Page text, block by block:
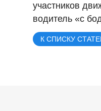
участников
водитель «с
К СПИСКУ